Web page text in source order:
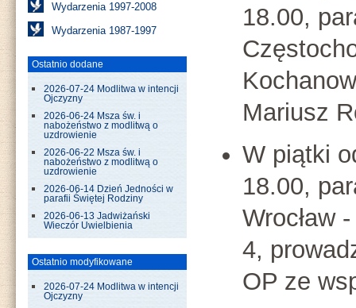
Wydarzenia 1997-2008
Wydarzenia 1987-1997
Ostatnio dodane
2026-07-24 Modlitwa w intencji
Ojczyzny
2026-06-24 Msza św. i
nabożeństwo z modlitwą o
uzdrowienie
2026-06-22 Msza św. i
nabożeństwo z modlitwą o
uzdrowienie
2026-06-14 Dzień Jedności w
parafii Świętej Rodziny
2026-06-13 Jadwiżański
Wieczór Uwielbienia
Ostatnio modyfikowane
2026-07-24 Modlitwa w intencji
Ojczyzny
18.00,
Mariusz
W piątki
18.00,
Wrocław
4,
OP ze